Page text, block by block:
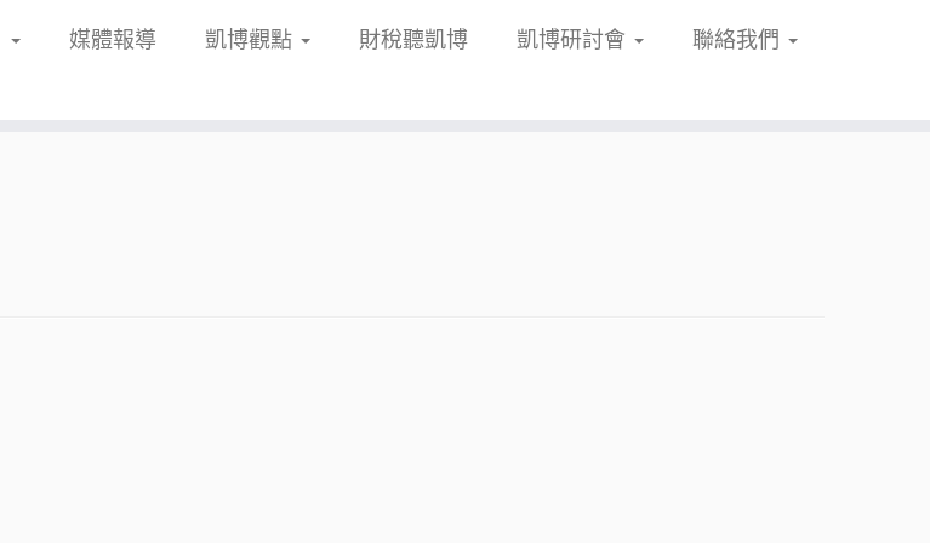
媒體報導 凱博觀點 財稅聽凱博 凱博研討會
聯絡我們